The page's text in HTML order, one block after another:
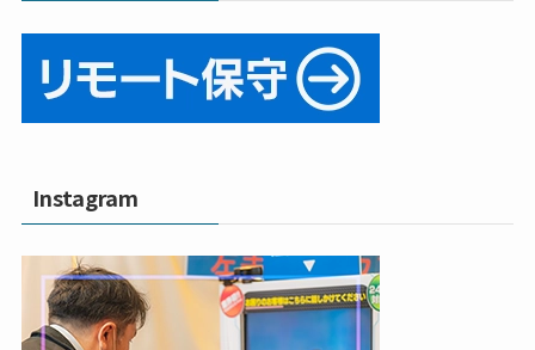
Instagram